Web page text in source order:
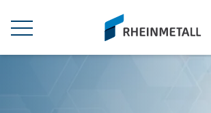
MENÜ
siteLogo